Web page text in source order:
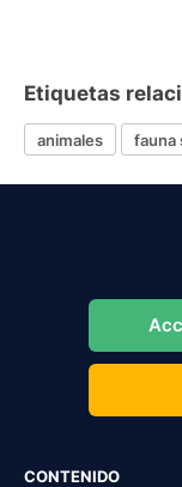
Etiquetas
animales fauna
CONTENIDO